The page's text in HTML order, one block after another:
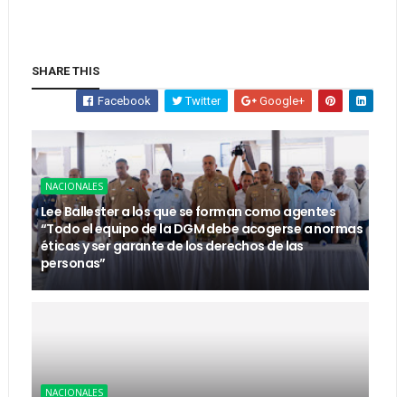
SHARE THIS
Facebook Twitter Google+
NACIONALES
Lee Ballester a los que se forman como agentes
“Todo el equipo de la DGM debe acogerse a normas
éticas y ser garante de los derechos de las
personas”
NACIONALES